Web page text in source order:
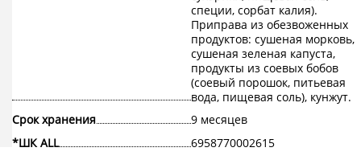
специи, сорбат калия).
Приправа из обезвоженных
продуктов: сушеная морковь,
сушеная зеленая капуста,
продукты из соевых бобов
(соевый порошок, питьевая
вода, пищевая соль), кунжут.
Срок хранения
9 месяцев
*ШК ALL
6958770002615